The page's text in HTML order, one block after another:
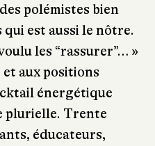
polémistes bien
est aussi le nôtre.
les “rassurer”… »
et aux positions
énergétique
plurielle. Trente
éducateurs,